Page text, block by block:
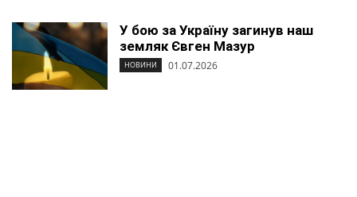
У бою за Україну загинув наш
земляк Євген Мазур
НОВИНИ 01.07.2026